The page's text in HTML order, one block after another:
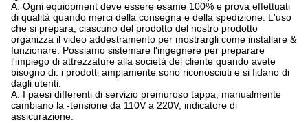
A: Ogni equiopment deve essere esame 100% e prova effettuati
di qualità quando merci della consegna e della spedizione. L'uso
che si prepara, ciascuno del prodotto del nostro prodotto
organizza il video addestramento per mostrargli come installare &
funzionare. Possiamo sistemare l'ingegnere per preparare
l'impiego di attrezzature alla società del cliente quando avete
bisogno di. i prodotti ampiamente sono riconosciuti e si fidano di
dagli utenti.
A: I paesi differenti di servizio premuroso tappa, manualmente
cambiano la -tensione da 110V a 220V, indicatore di
assicurazione.